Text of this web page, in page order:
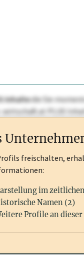
Inhaltedie Sie
PLUS
freischalten,
im
Namen (2)
Profile an dieser